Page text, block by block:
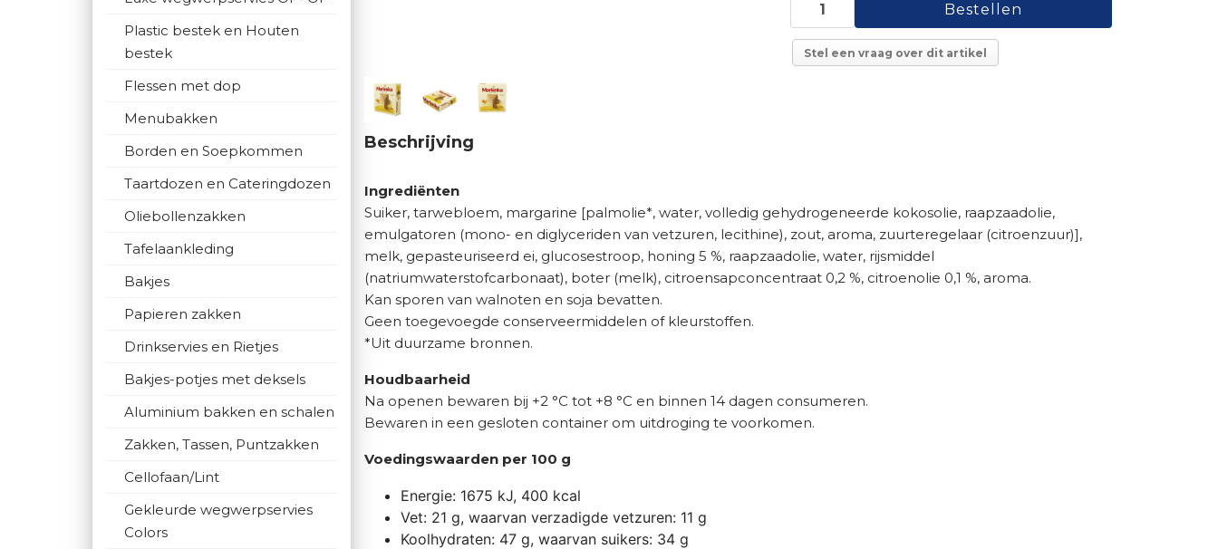
Plastic bestek en Houten
bestek
Flessen met dop
Menubakken
Borden en Soepkommen
Taartdozen en Cateringdozen
Oliebollenzakken
Tafelaankleding
Bakjes
Papieren zakken
Drinkservies en Rietjes
Bakjes-potjes met deksels
Aluminium bakken en schalen
Zakken, Tassen, Puntzakken
Cellofaan/Lint
Gekleurde wegwerpservies
Colors
Stel een vraag over dit artikel
Beschrijving
Ingrediënten
Suiker, tarwebloem, margarine [palmolie*, water, volledig gehydrogeneerde kokosolie, raapzaadolie,
emulgatoren (mono- en diglyceriden van vetzuren, lecithine), zout, aroma, zuurteregelaar (citroenzuur)],
melk, gepasteuriseerd ei, glucosestroop, honing 5 %, raapzaadolie, water, rijsmiddel
(natriumwaterstofcarbonaat), boter (melk), citroensapconcentraat 0,2 %, citroenolie 0,1 %, aroma.
Kan sporen van walnoten en soja bevatten.
Geen toegevoegde conserveermiddelen of kleurstoffen.
*Uit duurzame bronnen.
Houdbaarheid
Na openen bewaren bij +2 °C tot +8 °C en binnen 14 dagen consumeren.
Bewaren in een gesloten container om uitdroging te voorkomen.
Voedingswaarden per 100 g
Energie: 1675 kJ, 400 kcal
Vet: 21 g, waarvan verzadigde vetzuren: 11 g
Koolhydraten: 47 g, waarvan suikers: 34 g